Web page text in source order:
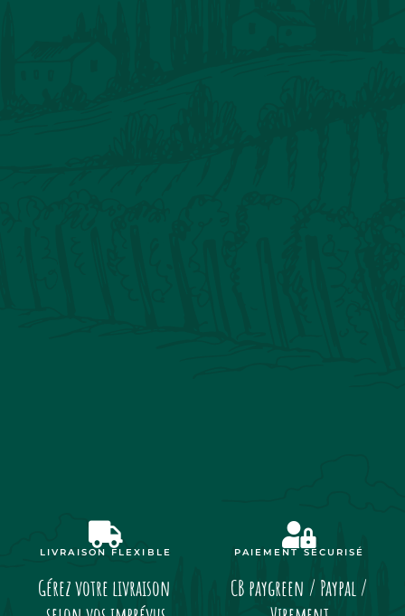
LIVRAISON FLEXIBLE
Gérez votre livraison
PAIEMENT SÉCURISÉ
CB paygreen / Paypal /